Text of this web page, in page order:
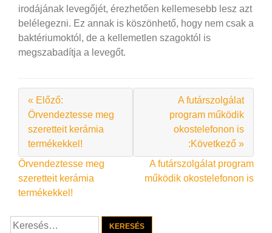
irodájának levegőjét, érezhetően kellemesebb lesz azt
belélegezni. Ez annak is köszönhető, hogy nem csak a
baktériumoktól, de a kellemetlen szagoktól is
megszabadítja a levegőt.
« Előző:
Örvendeztesse meg
szeretteit kerámia
termékekkel!
A futárszolgálat
program működik
okostelefonon is
:Következő »
Bejegyzés
navigáció
Örvendeztesse meg
szeretteit kerámia
termékekkel!
A futárszolgálat program
működik okostelefonon is
Keresés: